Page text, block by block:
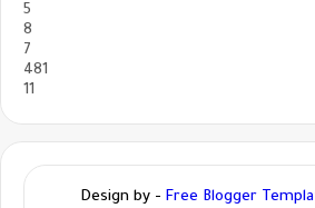
5
8
7
481
11
Design by - Free Blogger